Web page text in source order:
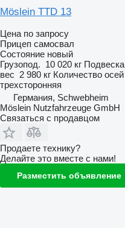
Möslein TTD 13
Цена по запросу
Прицеп самосвал
Состояние новый
Грузопод. 10 020 кг Подвеска
вес 2 980 кг Количество осей
трехсторонняя
Германия, Schwebheim
Möslein Nutzfahrzeuge GmbH
Связаться с продавцом
Продаете технику?
Делайте это вместе с нами!
Разместить объявление